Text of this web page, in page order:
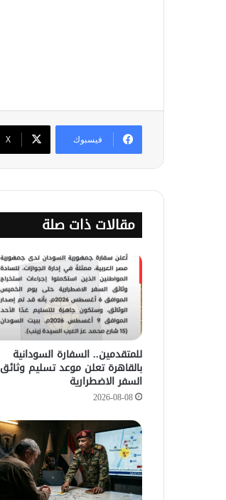
فيسبوك ‫X
مقالات ذات صلة
للمتقدمين.. السفارة السودانية
بالقاهرة تعلن موعد تسليم وثائق
السفر الاضطرارية
2026-08-08